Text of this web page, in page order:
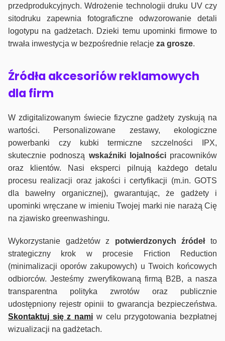
przedprodukcyjnych. Wdrożenie technologii druku UV czy
sitodruku zapewnia fotograficzne odwzorowanie detali
logotypu na gadżetach. Dzieki temu upominki firmowe to
trwała inwestycja w bezpośrednie relacje za grosze.
Źródła akcesoriów reklamowych
dla firm
W zdigitalizowanym świecie fizyczne gadżety zyskują na
wartości. Personalizowane zestawy, ekologiczne
powerbanki czy kubki termiczne szczelności IPX,
skutecznie podnoszą wskaźniki lojalnościpracowników
oraz klientów. Nasi eksperci pilnują każdego detalu
procesu realizacji oraz jakości i certyfikacji (m.in. GOTS
dla bawełny organicznej), gwarantując, że gadżety i
upominki wręczane w imieniu Twojej marki nie narażą Cię
na zjawisko greenwashingu.
Wykorzystanie gadżetów z potwierdzonych źródełto
strategiczny krok w procesie Friction Reduction
(minimalizacji oporów zakupowych) u Twoich końcowych
odbiorców. Jesteśmy zweryfikowaną firmą B2B, a nasza
transparentna polityka zwrotów oraz publicznie
udostępniony rejestr opinii to gwarancja bezpieczeństwa.
Skontaktuj się z nami w celu przygotowania bezpłatnej
wizualizacji na gadżetach.